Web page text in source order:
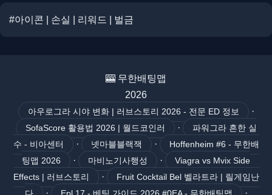
#아이콘 | 손실 | 리워드 | 벌금
🎰 무한배팅맵
2026
아우로그라 시야 변화 | 러브스토리 2026 - 전문 ED 정보 ·
SofaScore 활용법 2026 | 월드코인러 ·
파워그라 흔한 실
수 - 비아센터
· 넷마블블랙잭 ·
Hoffenheim #6 - 무한배
팅맵 2026
· 마비노기사행성 ·
Viagra vs Mvix Side
Effects | 러브스토리
·
Fruit Cocktail Bel 벨라트라 | 릴게임난
· ·